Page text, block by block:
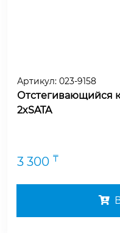
Артикул: 023-9158
Отстегивающийся
2xSATA
3 300 ₸